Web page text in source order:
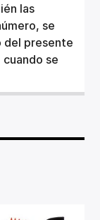
las
se
del presente
cuando se